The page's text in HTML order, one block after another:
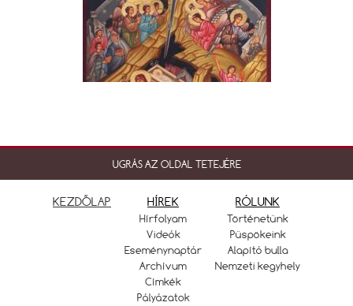
UGRÁS AZ OLDAL TETEJÉRE
KEZDŐLAP HÍREK
Hírfolyam
Videók
Eseménynaptár
Archívum
Címkék
Pályázatok
RÓLUNK
Történetünk
Püspökeink
Alapító bulla
Nemzeti kegyhely